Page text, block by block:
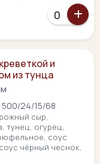
и
из тунца
24/15/68
сыр,
тунец, огурец,
соус
чёрный чеснок,